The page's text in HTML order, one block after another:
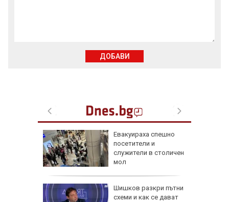
Евакуираха спешно
посетители и
служители в столичен
мол
Шишков разкри пътни
схеми и как се дават
ДОБАВИ